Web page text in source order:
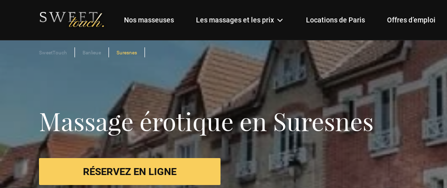
Nos masseuses Les massages et les prix Locations de Paris Offres d’emploi
SweetTouch Banlieue Suresnes
Massage érotique en Suresnes
RÉSERVEZ EN LIGNE